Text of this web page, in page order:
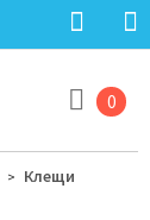
0
> Клещи